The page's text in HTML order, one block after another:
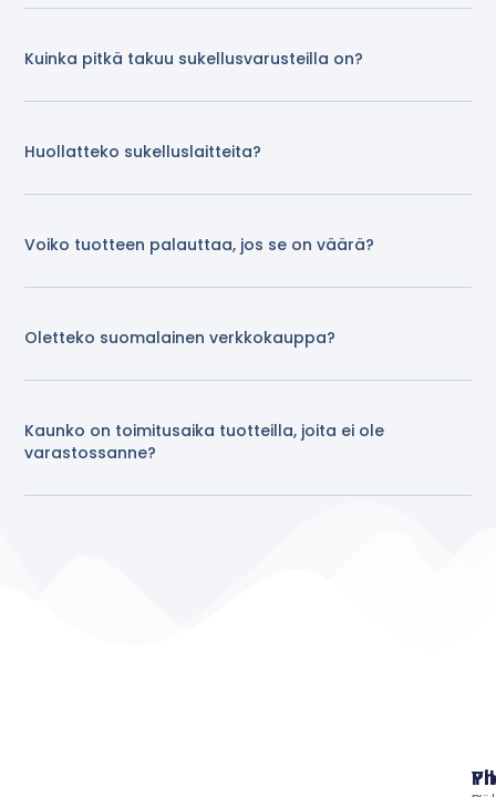
Kuinka pitkä takuu sukellusvarusteilla on?
Huollatteko sukelluslaitteita?
Voiko tuotteen palauttaa, jos se on väärä?
Oletteko suomalainen verkkokauppa?
Kaunko on toimitusaika tuotteilla, joita ei ole
varastossanne?